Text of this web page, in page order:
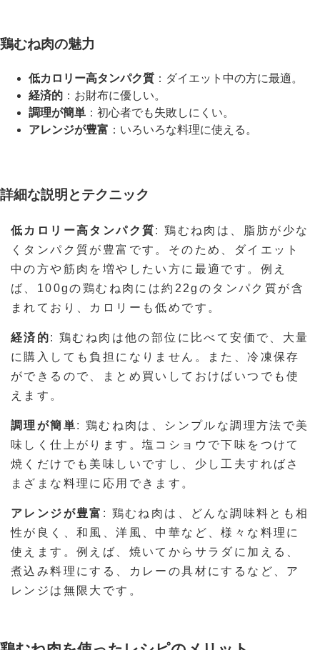
鶏むね肉の魅力
低カロリー高タンパク質 ：ダイエット中の方に最適。
経済的 ：お財布に優しい。
調理が簡単 ：初心者でも失敗しにくい。
アレンジが豊富 ：いろいろな料理に使える。
詳細な説明とテクニック
低カロリー高タンパク質: 鶏むね肉は、脂肪が少な
くタンパク質が豊富です。そのため、ダイエット
中の方や筋肉を増やしたい方に最適です。例え
ば、100gの鶏むね肉には約22gのタンパク質が含
まれており、カロリーも低めです。
経済的: 鶏むね肉は他の部位に比べて安価で、大量
に購入しても負担になりません。また、冷凍保存
ができるので、まとめ買いしておけばいつでも使
えます。
調理が簡単: 鶏むね肉は、シンプルな調理方法で美
味しく仕上がります。塩コショウで下味をつけて
焼くだけでも美味しいですし、少し工夫すればさ
まざまな料理に応用できます。
アレンジが豊富 : 鶏むね肉は、どんな調味料とも相
性が良く、和風、洋風、中華など、様々な料理に
使えます。例えば、焼いてからサラダに加える、
煮込み料理にする、カレーの具材にするなど、ア
レンジは無限大です。